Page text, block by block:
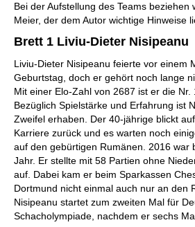
Bei der Aufstellung des Teams beziehen
Meier, der dem Autor wichtige Hinweise
Brett 1 Liviu-Dieter Nisipeanu
Liviu-Dieter Nisipeanu feierte vor einem
Geburtstag, doch er gehört noch lange
Mit einer Elo-Zahl von 2687 ist er die Nr.
Bezüglich Spielstärke und Erfahrung ist
Zweifel erhaben. Der 40-jährige blickt
Karriere zurück und es warten noch
auf den gebürtigen Rumänen. 2016 war
Jahr. Er stellte mit 58 Partien ohne
auf. Dabei kam er beim Sparkassen
Dortmund nicht einmal auch nur an den
Nisipeanu startet zum zweiten Mal für
Schacholympiade, nachdem er sechs